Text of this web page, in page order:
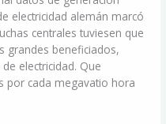
electricidad alemán marcó
centrales tuviesen que
grandes beneficiados,
electricidad. Que
por cada megavatio hora